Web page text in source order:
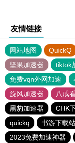
友情链接
网站地图 QuickQ
坚果加速器
tiktok
免费vqn外网加速
旋风加速器
八戒
黑豹加速器
CHK
quickq
书游下载站
2023免费加速神器